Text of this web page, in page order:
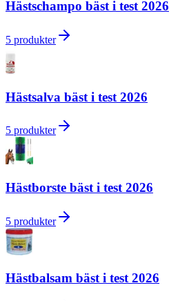
Hästschampo bäst i test 2026
5 produkter
Hästsalva bäst i test 2026
5 produkter
Hästborste bäst i test 2026
5 produkter
Hästbalsam bäst i test 2026